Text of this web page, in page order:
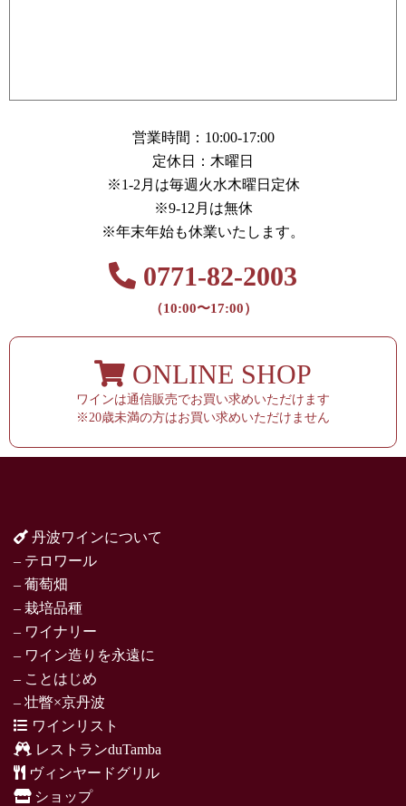
営業時間：10:00-17:00
定休日：木曜日
※1-2月は毎週火水木曜日定休
※9-12月は無休
※年末年始も休業いたします。
0771-82-2003
（10:00〜17:00）
ONLINE SHOP
ワインは通信販売でお買い求めいただけます
※20歳未満の方はお買い求めいただけません
丹波ワインについて
– テロワール
– 葡萄畑
– 栽培品種
– ワイナリー
– ワイン造りを永遠に
– ことはじめ
– 壮瞥×京丹波
ワインリスト
レストランduTamba
ヴィンヤードグリル
ショップ